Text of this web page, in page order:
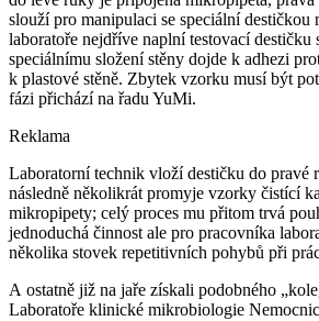
slouží pro manipulaci se speciální destičkou
laboratoře nejdříve naplní testovací destičku
speciálnímu složení stěny dojde k adhezi
k plastové stěně. Zbytek vzorku musí být
fázi přichází na řadu YuMi.
Reklama
Laboratorní technik vloží destičku do pravé
následně několikrát promyje vzorky čistící
mikropipety; celý proces mu přitom trvá
jednoduchá činnost ale pro pracovníka
několika stovek repetitivních pohybů při
A ostatně již na jaře získali podobného
Laboratoře klinické mikrobiologie